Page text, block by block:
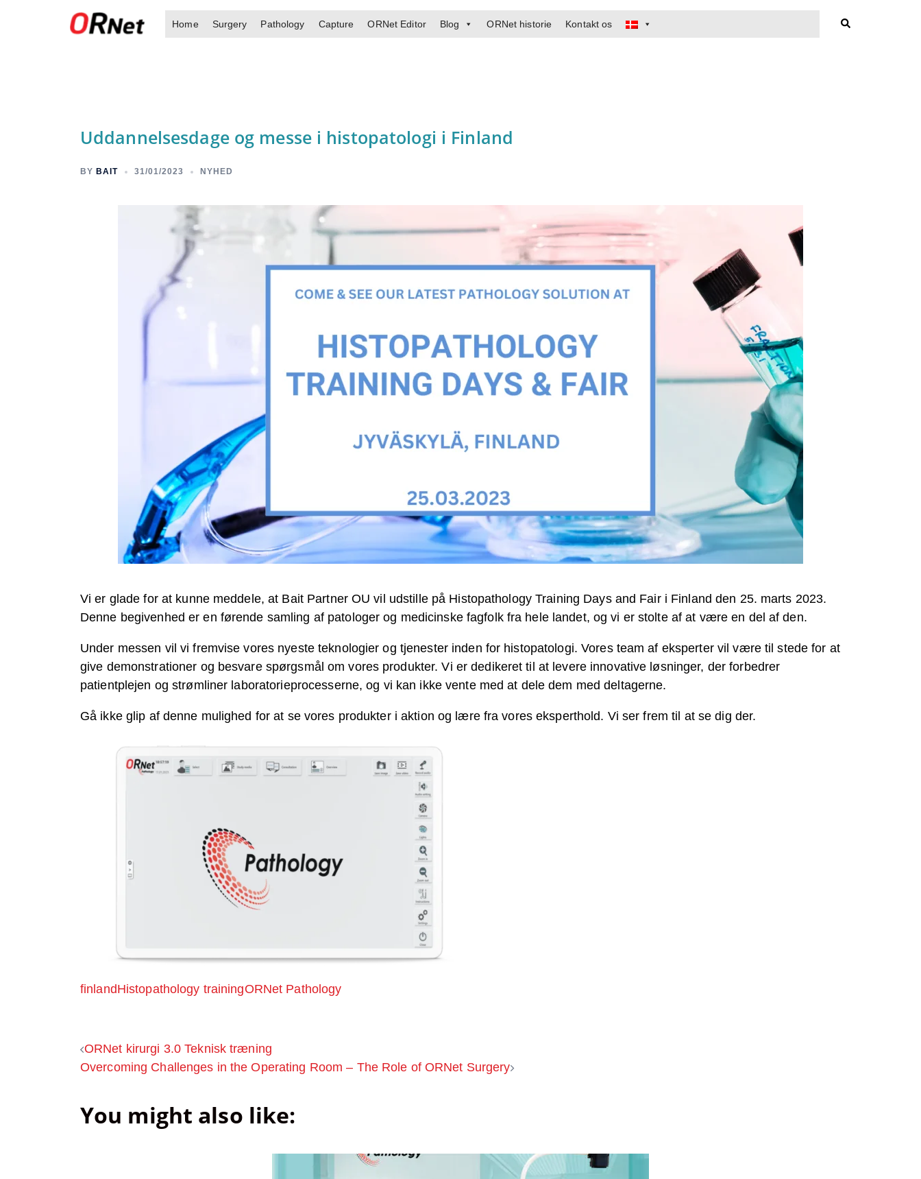
Home Surgery Pathology Capture ORNet Editor Blog ORNet historie Kontakt os Search
Uddannelsesdage og messe i histopatologi i Finland
BY BAIT 31/01/2023 NYHED
Vi er glade for at kunne meddele, at Bait Partner OU vil udstille på Histopathology Training Days and Fair i Finland den 25. marts 2023.
Denne begivenhed er en førende samling af patologer og medicinske fagfolk fra hele landet, og vi er stolte af at være en del af den.
Under messen vil vi fremvise vores nyeste teknologier og tjenester inden for histopatologi. Vores team af eksperter vil være til stede for at
give demonstrationer og besvare spørgsmål om vores produkter. Vi er dedikeret til at levere innovative løsninger, der forbedrer
patientplejen og strømliner laboratorieprocesserne, og vi kan ikke vente med at dele dem med deltagerne.
Gå ikke glip af denne mulighed for at se vores produkter i aktion og lære fra vores eksperthold. Vi ser frem til at se dig der.
finlandHistopathology trainingORNet Pathology
Post
navigation
ORNet kirurgi 3.0 Teknisk træning
Overcoming Challenges in the Operating Room – The Role of ORNet Surgery
You might also like: